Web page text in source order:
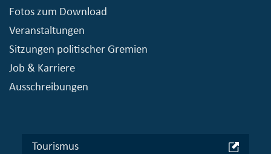
Fotos zum Download
Veranstaltungen
Sitzungen politischer Gremien
Job & Karriere
Ausschreibungen
Tourismus